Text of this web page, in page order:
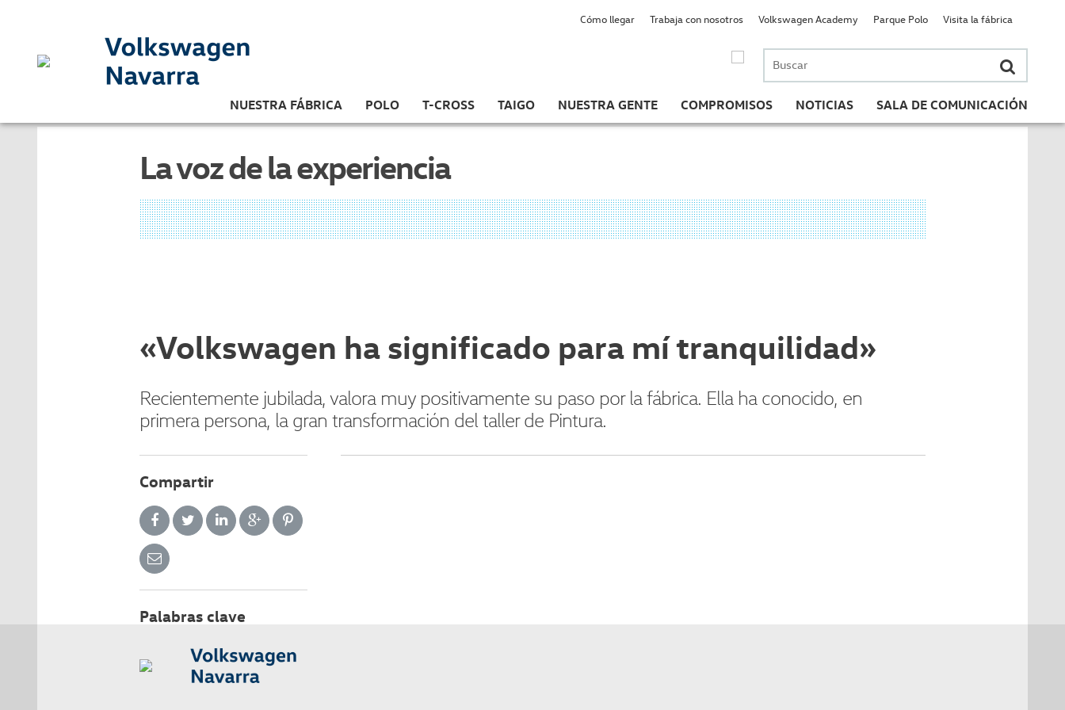
Buscar
por:
NUESTRA FÁBRICA POLO T-CROSS TAIGO NUESTRA GENTE COMPROMISOS NOTICIAS SALA DE COMUNICACIÓN
Cómo llegar Trabaja con nosotros Volkswagen Academy Parque Polo Visita la fábrica
La voz de la experiencia
«Volkswagen ha significado para mí tranquilidad»
Recientemente jubilada, valora muy positivamente su paso por la fábrica. Ella ha conocido, en
primera persona, la gran transformación del taller de Pintura.
Compartir
Palabras clave